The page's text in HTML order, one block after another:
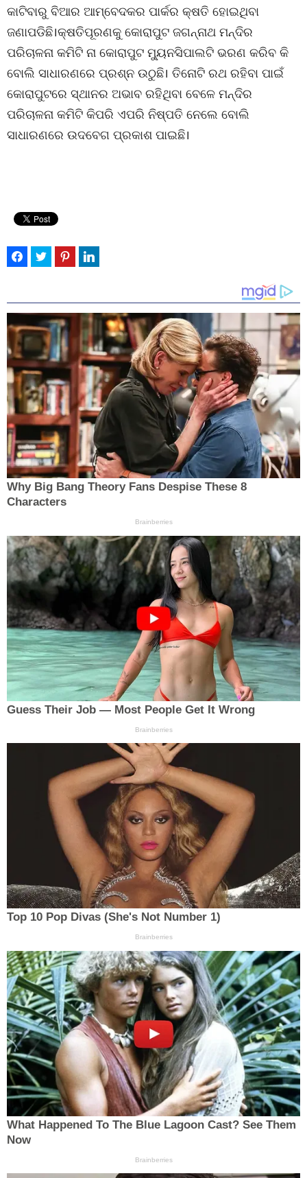
କାଟିବାରୁ ବିଆର ଆମ୍ବେଦକର ପାର୍କର କ୍ଷତି ହୋଇଥିବା
ଜଣାପଡିଛି।କ୍ଷତିପୂରଣକୁ କୋରାପୁଟ ଜଗନ୍ନାଥ ମନ୍ଦିର
ପରିଚାଳନା କମିଟି ନା କୋରାପୁଟ ମ୍ୟୁନସିପାଲଟି ଭରଣ କରିବ କି
ବୋଲି ସାଧାରଣରେ ପ୍ରଶ୍ନ ଉଠୁଛି। ତିନୋଟି ରଥ ରହିବା ପାଇଁ
କୋରାପୁଟରେ ସ୍ଥାନର ଅଭାବ ରହିଥିବା ବେଳେ ମନ୍ଦିର
ପରିଚାଳନା କମିଟି କିପରି ଏପରି ନିଷ୍ପତି ନେଲେ ବୋଲି
ସାଧାରଣରେ ଉଦବେଗ ପ୍ରକାଶ ପାଇଛି।